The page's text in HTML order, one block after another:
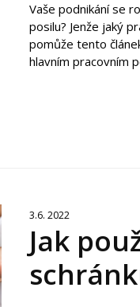
Vaše podnikání se
posilu? Jenže jaký
pomůže tento
hlavním pracovním
3.6. 2022
Jak